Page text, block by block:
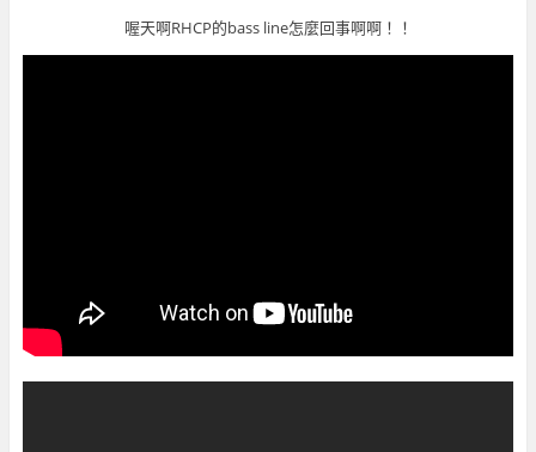
喔天啊RHCP的bass line怎麼回事啊啊！！